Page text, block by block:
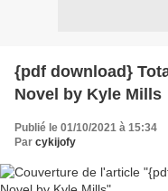
{pdf download}
Novel by Kyle Mills
Publié le 01/10/2021 à 15:34
Par cykijofy